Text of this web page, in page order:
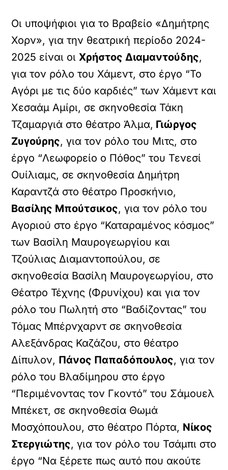
Οι υποψήφιοι για το Βραβείο «Δημήτρης
Χορν», για την θεατρική περίοδο 2024-
2025 είναι οιΧρήστος Διαμαντούδης,
για τον ρόλο του Χάμεντ, στο έργο “Το
Αγόρι με τις δύο καρδιές” των Χάμεντ και
Χεσαάμ Αμίρι, σε σκηνοθεσία Τάκη
Τζαμαργιά στο θέατρο Άλμα, Γιώργος
Ζυγούρης, για τον ρόλο του Μιτς, στο
έργο “Λεωφορείο ο Πόθος” του Τενεσί
Ουίλιαμς, σε σκηνοθεσία Δημήτρη
Καραντζά στο θέατρο Προσκήνιο,
Βασίλης Μπούτσικος, για τον ρόλο του
Αγοριού στο έργο “Καταραμένος κόσμος”
των Βασίλη Μαυρογεωργίου και
Τζούλιας Διαμαντοπούλου, σε
σκηνοθεσία Βασίλη Μαυρογεωργίου, στο
Θέατρο Τέχνης (Φρυνίχου) και για τον
ρόλο του Πωλητή στο “Βαδίζοντας” του
Τόμας Μπέρνχαρντ σε σκηνοθεσία
Αλεξάνδρας Καζάζου, στο θέατρο
Δίπυλον, Πάνος Παπαδόπουλος, για τον
ρόλο του Βλαδίμηρου στο έργο
“Περιμένοντας τον Γκοντό” του Σάμουελ
Μπέκετ, σε σκηνοθεσία Θωμά
Μοσχόπουλου, στο θέατρο Πόρτα, Νίκος
Στεργιώτης, για τον ρόλο του Τσάμπι στο
έργο “Να ξέρετε πως αυτό που ακούτε